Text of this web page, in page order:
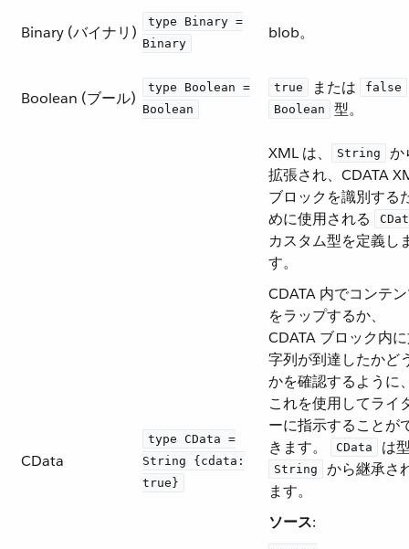
Binary (バイナリ)
type Binary =
Binary
blob。
Boolean (ブール)
type Boolean =
Boolean
true ​ または ​ false
Boolean ​ 型。
CData
type CData =
String {cdata:
true}
XML は、​ String
拡張され、CDATA
ブロックを識別する
めに使用される ​
カスタム型を定義し
す。
CDATA 内でコンテ
をラップするか、
CDATA ブロック内
字列が到達したかど
かを確認するように
これを使用してライ
ーに指示することが
きます。
CData は
String
から継承さ
ます。
ソース​: